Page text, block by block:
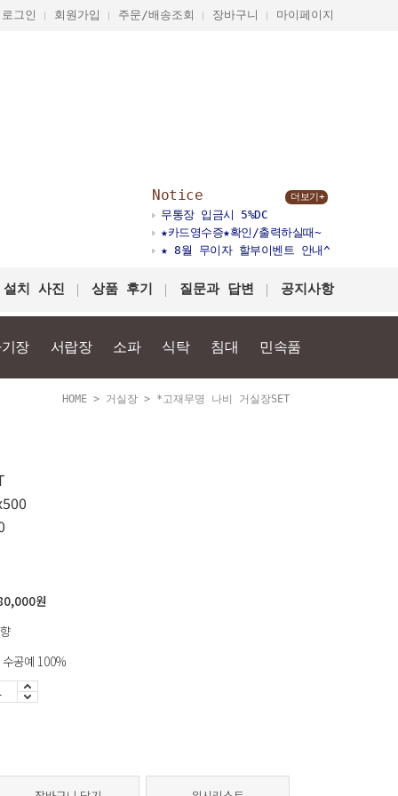
로그인 회원가입 주문/배송조회 장바구니 마이페이지
Notice 더보기+
무통장 입금시 5%DC
★카드영수증★확인/출력하실때~
★ 8월 무이자 할부이벤트 안내^
치 사진 상품 후기 질문과 답변 공지사항
장 서랍장 소파 식탁 침대 민속품
HOME > 거실장 > *고재무명 나비 거실장SET
원
공예 100%